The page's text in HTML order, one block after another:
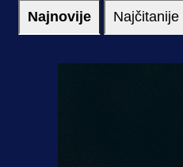
Najnovije Najčitanije